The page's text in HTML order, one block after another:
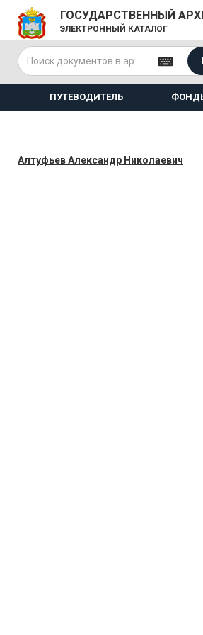
ГОСУДАРСТВЕННЫЙ
ЭЛЕКТРОННЫЙ КАТАЛОГ
ПУТЕВОДИТЕЛЬ
Алтуфьев Александр Николаевич